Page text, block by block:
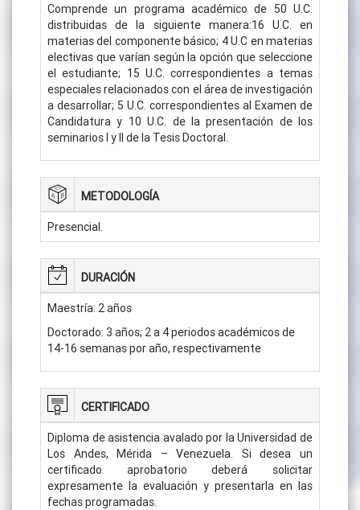
Comprende un programa académico de 50 U.C.
distribuidas de la siguiente manera:16 U.C. en
materias del componente básico; 4 U.C en materias
electivas que varían según la opción que seleccione
el estudiante; 15 U.C. correspondientes a temas
especiales relacionados con el área de investigación
a desarrollar; 5 U.C. correspondientes al Examen de
Candidatura y 10 U.C. de la presentación de los
seminarios I y II de la Tesis Doctoral.
METODOLOGÍA
Presencial.
DURACIÓN
Maestría: 2 años
Doctorado: 3 años; 2 a 4 periodos académicos de
14-16 semanas por año, respectivamente
CERTIFICADO
Diploma de asistencia avalado por la Universidad de
Los Andes, Mérida – Venezuela. Si desea un
certificado aprobatorio deberá solicitar
expresamente la evaluación y presentarla en las
fechas programadas.